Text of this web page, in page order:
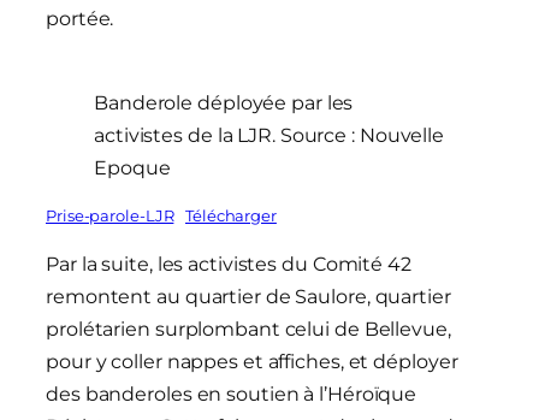
portée.
Banderole déployée par les
activistes de la LJR. Source : Nouvelle
Epoque
Prise-parole-LJR Télécharger
Par la suite, les activistes du Comité 42
remontent au quartier de Saulore, quartier
prolétarien surplombant celui de Bellevue,
pour y coller nappes et affiches, et déployer
des banderoles en soutien à l’Héroïque